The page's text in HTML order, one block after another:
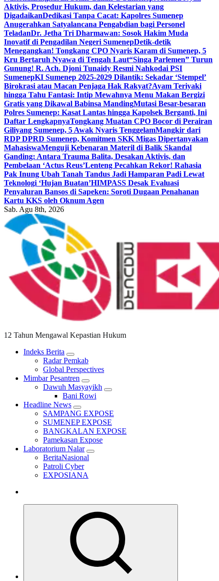
Aktivis, Prosedur Hukum, dan Kelestarian yang
DigadaikanDedikasi Tanpa Cacat: Kapolres Sumenep
Anugerahkan Satyalancana Pengabdian bagi Personel
TeladanDr. Jetha Tri Dharmawan: Sosok Hakim Muda
Inovatif di Pengadilan Negeri SumenepDetik-detik
Menegangkan! Tongkang CPO Nyaris Karam di Sumenep, 5
Kru Bertaruh Nyawa di Tengah Laut“Singa Parlemen” Turun
Gunung! R. Ach. Djoni Tunaidy Resmi Nahkodai PSI
SumenepKI Sumenep 2025-2029 Dilantik: Sekadar ‘Stempel’
Birokrasi atau Macan Penjaga Hak Rakyat?Ayam Teriyaki
hingga Tahu Fantasi: Intip Mewahnya Menu Makan Bergizi
Gratis yang Dikawal Babinsa MandingMutasi Besar-besaran
Polres Sumenep: Kasat Lantas hingga Kapolsek Berganti, Ini
Daftar LengkapnyaTongkang Muatan CPO Bocor di Perairan
Giliyang Sumenep, 5 Awak Nyaris TenggelamMangkir dari
RDP DPRD Sumenep, Komitmen SKK Migas Dipertanyakan
MahasiswaMenguji Kebenaran Materil di Balik Skandal
Ganding: Antara Trauma Balita, Desakan Aktivis, dan
Pembelaan ‘Actus Reus’Lenteng Pecahkan Rekor! Rahasia
Pak Inung Ubah Tanah Tandus Jadi Hamparan Padi Lewat
Teknologi ‘Hujan Buatan’HIMPASS Desak Evaluasi
Penyaluran Bansos di Sapeken: Soroti Dugaan Penahanan
Kartu KKS oleh Oknum Agen
Sab. Agu 8th, 2026
12 Tahun Mengawal Kepastian Hukum
Indeks Berita
Radar Pemkab
Global Perspectives
Mimbar Pesantren
Dawuh Masyayikh
Bani Rowi
Headline News
SAMPANG EXPOSE
SUMENEP EXPOSE
BANGKALAN EXPOSE
Pamekasan Expose
Laboratorium Nalar
BeritaNasional
Patroli Cyber
EXPOSIANA